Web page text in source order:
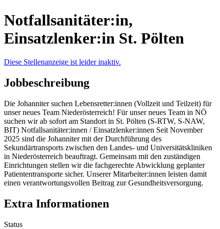
Notfallsanitäter:in,
Einsatzlenker:in St. Pölten
Diese Stellenanzeige ist leider inaktiv.
Jobbeschreibung
Die Johanniter suchen Lebensretter:innen (Vollzeit und Teilzeit) für
unser neues Team Niederösterreich! Für unser neues Team in NÖ
suchen wir ab sofort am Standort in St. Pölten (S-RTW, S-NAW,
BIT) Notfallsanitäter:innen / Einsatzlenker:innen Seit November
2025 sind die Johanniter mit der Durchführung des
Sekundärtransports zwischen den Landes- und Universitätskliniken
in Niederösterreich beauftragt. Gemeinsam mit den zuständigen
Einrichtungen stellen wir die fachgerechte Abwicklung geplanter
Patiententransporte sicher. Unserer Mitarbeiter:innen leisten damit
einen verantwortungsvollen Beitrag zur Gesundheitsversorgung.
Extra Informationen
Status